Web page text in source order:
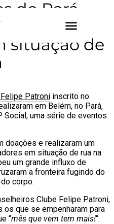
do Pará
situação de
Patroni inscrito no
em Belém, no Pará,
Social, uma série de eventos
doações e realizaram um
em situação de rua na
um grande influxo de
a fronteira fugindo do
corpo.
Clube Felipe Patroni,
que se empenharam para
“mês que vem tem mais!“.